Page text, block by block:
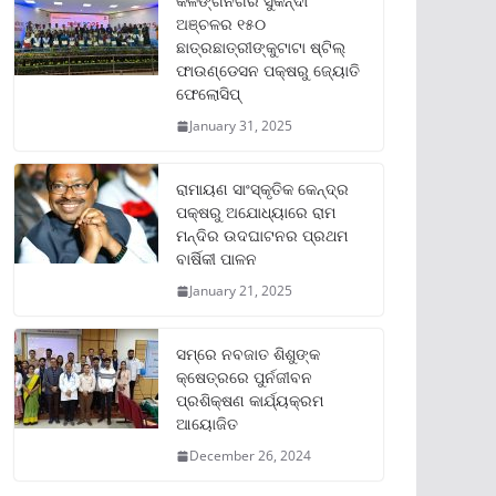
ଅଞ୍ଚଳର ୧୫୦
ଛାତ୍ରଛାତ୍ରୀଙ୍କୁଟାଟା ଷ୍ଟିଲ୍
ଫାଉଣ୍ଡେସନ ପକ୍ଷରୁ ଜ୍ୟୋତି
ଫେଲୋସିପ୍‌
January 31, 2025
ରାମାୟଣ ସାଂସ୍କୃତିକ କେନ୍ଦ୍ର
ପକ୍ଷରୁ ଅଯୋଧ୍ୟାରେ ରାମ
ମନ୍ଦିର ଉଦଘାଟନର ପ୍ରଥମ
ବାର୍ଷିକୀ ପାଳନ
January 21, 2025
ସମ୍‌ରେ ନବଜାତ ଶିଶୁଙ୍କ
କ୍ଷେତ୍ରରେ ପୁର୍ନଜୀବନ
ପ୍ରଶିକ୍ଷଣ କାର୍ଯ୍ୟକ୍ରମ
ଆୟୋଜିତ
December 26, 2024